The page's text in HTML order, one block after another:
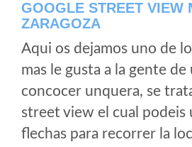
GOOGLE STREET VIEW
ZARAGOZA
Aqui os dejamos uno de
mas le gusta a la gente de
concocer unquera, se
street view el cual podeis
flechas para recorrer la